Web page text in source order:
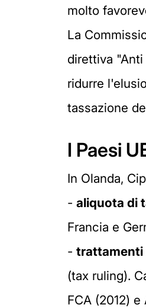
molto
La
direttiva
ridurre
tassazione
I Paesi
In Olanda,
- aliquota di
Francia e
- trattamenti
(tax ruling).
FCA (2012)